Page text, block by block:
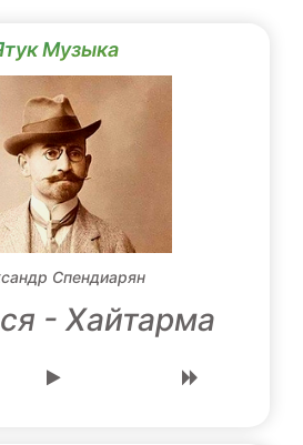
Музыка
Спендиарян
- Хайтарма